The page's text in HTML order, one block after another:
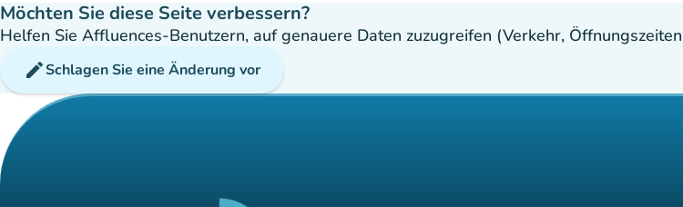
Möchten Sie diese Seite verbessern?
Helfen Sie Affluences-Benutzern, auf genauere Daten zuzugreifen (Verkehr,
editSchlagen Sie eine Änderung vor